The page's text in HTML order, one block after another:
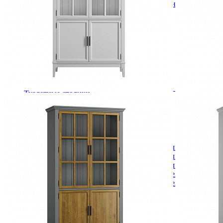
Кровати полутороспальные с подъемным
Кровати двуспальные
Кровати металлические
Кровати односпальные
Кровати полутороспальные
Решетки и настилы под матрас
Спальные гарнитуры
Туалетные столики
Шкафы для одежды
Антресоли на шкаф
Шкаф 1-дверный для одежды и белья
Шкафы 2-х дверные для одежды и белья
Шкафы 3-х дверные для одежды и белья
Шкафы 4-х дверные для одежды и белья
Шкафы 5-ти дверные для одежды и белья
Шкафы 6-ти дверные для одежды и белья
Шкафы купе для одежды и белья
Шкафы угловые для одежды и белья
Ящики и короба